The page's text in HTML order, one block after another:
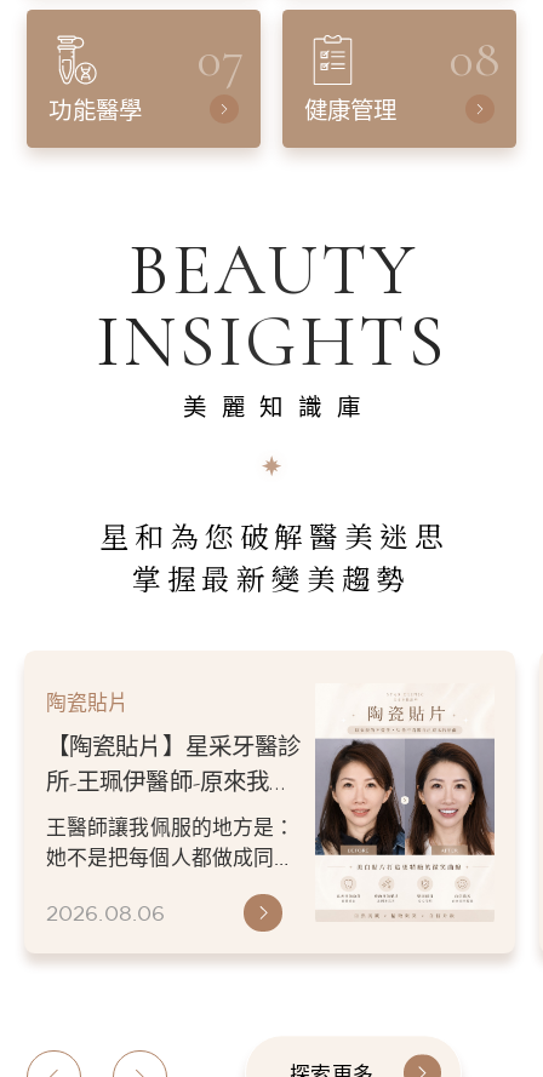
07
功能醫學
08
健康管理
BEAUTY
INSIGHTS
美麗知識庫
星和為您破解醫美迷思
掌握最新變美趨勢
陶瓷貼片
【陶瓷貼片】星采牙醫診
所-王珮伊醫師-原來我的
不愛笑，只是不喜歡自己
原本的牙齒
王醫師讓我佩服的地方是：
她不是把每個人都做成同一
更適合自己的樣子。 現...
2026.08.06